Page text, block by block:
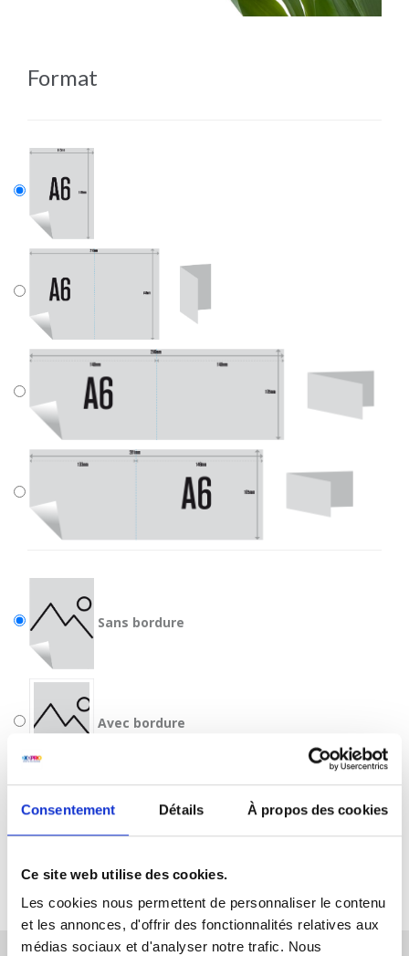
Consentement Détails À propos des cookies
Ce site web utilise des cookies.
Les cookies nous permettent de personnaliser le contenu
et les annonces, d'offrir des fonctionnalités relatives aux
médias sociaux et d'analyser notre trafic. Nous
Format
Sans bordure
Avec bordure